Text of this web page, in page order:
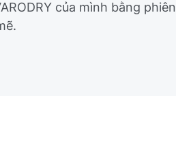
của mình bằng phiên